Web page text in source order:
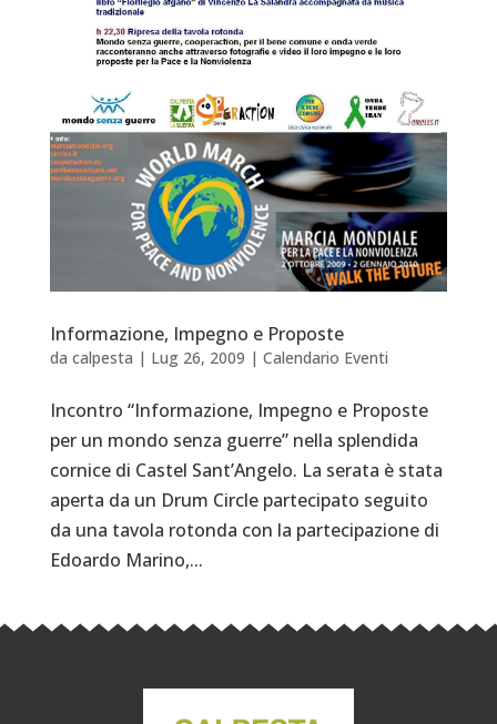
Informazione, Impegno e Proposte
da calpesta | Lug 26, 2009 | Calendario Eventi
Incontro “Informazione, Impegno e Proposte
per un mondo senza guerre” nella splendida
cornice di Castel Sant’Angelo. La serata è stata
aperta da un Drum Circle partecipato seguito
da una tavola rotonda con la partecipazione di
Edoardo Marino,...